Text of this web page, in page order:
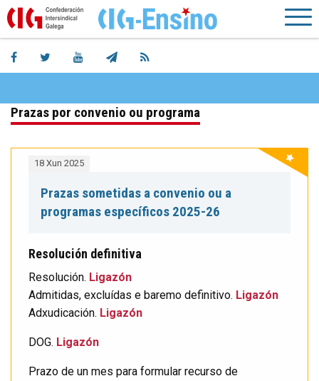
Prazas por convenio ou programa
18 Xun 2025
Prazas sometidas a convenio ou a
programas específicos 2025-26
Resolución definitiva
Resolución. Ligazón
Admitidas, excluídas e baremo definitivo. Ligazón
Adxudicación. Ligazón
DOG. Ligazón
Prazo de un mes para formular recurso de